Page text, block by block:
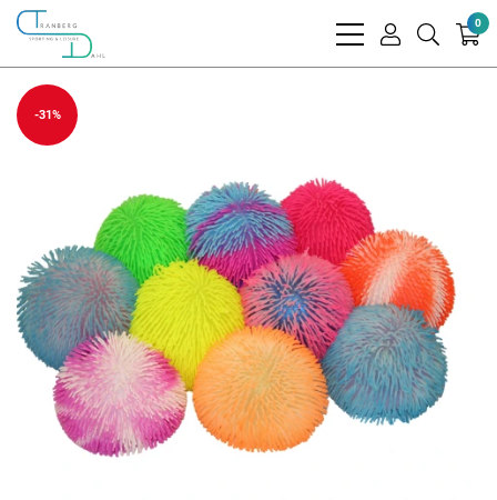
bars
user
search
0
-31%